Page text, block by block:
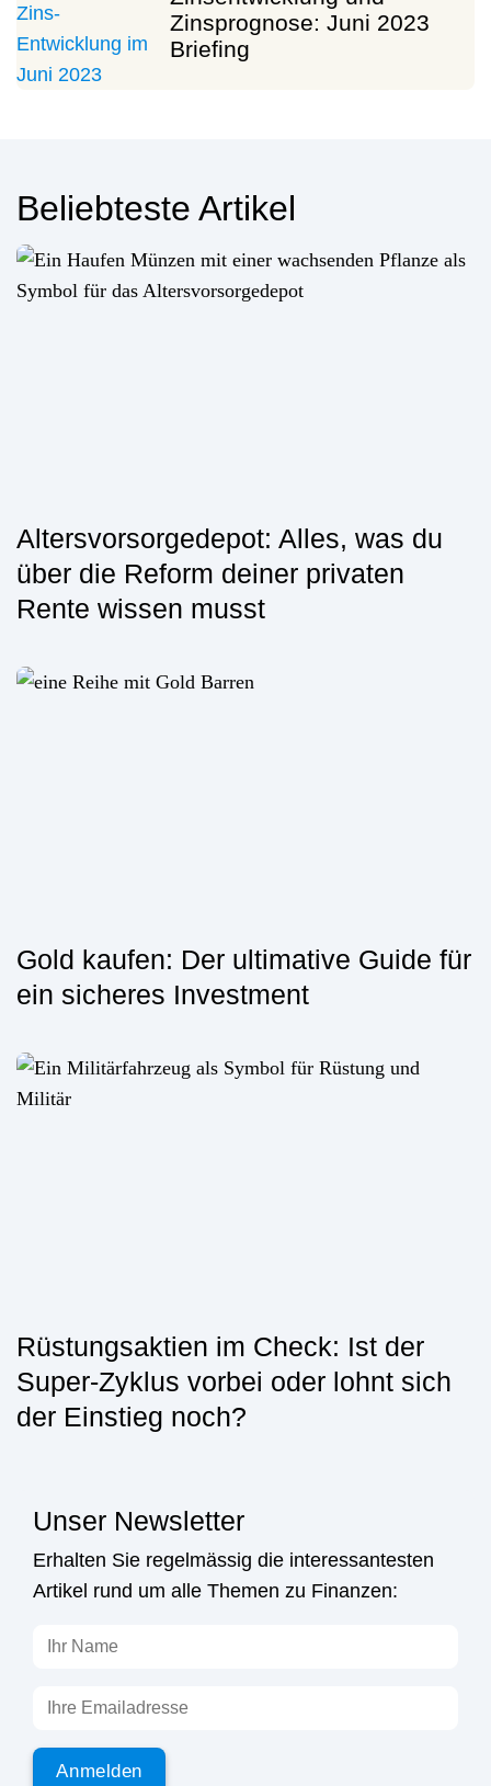
Zinsprognose: Juni 2023
Briefing
Beliebteste Artikel
Altersvorsorgedepot: Alles, was du
über die Reform deiner privaten
Rente wissen musst
Gold kaufen: Der ultimative Guide für
ein sicheres Investment
Rüstungsaktien im Check: Ist der
Super-Zyklus vorbei oder lohnt sich
der Einstieg noch?
Unser Newsletter
Erhalten Sie regelmässig die interessantesten
Artikel rund um alle Themen zu Finanzen: